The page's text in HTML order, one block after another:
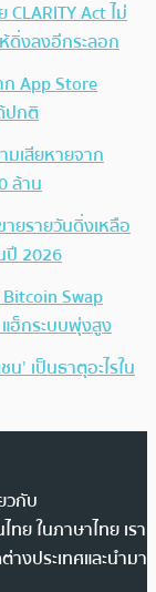
Act ไม่
ดิ่งลงอีกระลอก
App Store
ปกติ
มเสียหายจาก
ล้าน
ยรายวันดิ่งเหลือ
2026
Swap
แฮ็กระบบพุ่งสูง
’ เป็นธาตุอะไรใน
วกับ
ย ในภาษาไทย เรา
งประเทศและนำมา